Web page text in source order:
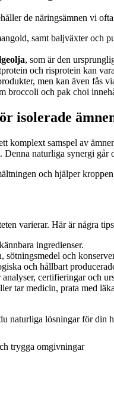
de näringsämnen vi
samt baljväxter
, som är den
och risprotein kan
men kan även fås
broccoli och pak choi
isolerade
komplext samspel av
naturliga synergi
och hjälper
varierar. Här är några
ingredienser.
sötningsmedel och
och hållbart
certifieringar och
tar medicin, prata med
naturliga lösningar för din
trygga omgivningar